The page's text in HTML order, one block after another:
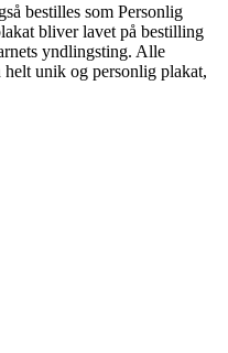
bestilles som Personlig
bliver lavet på bestilling
yndlingsting. Alle
helt unik og personlig plakat,